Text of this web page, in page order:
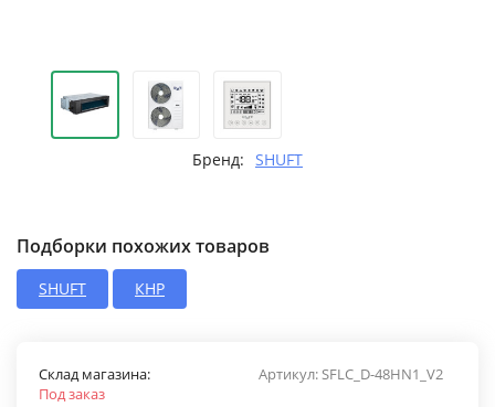
Бренд: SHUFT
Подборки похожих товаров
SHUFT КНР
Артикул: SFLC_D-48HN1_V2
Склад магазина:
Под заказ